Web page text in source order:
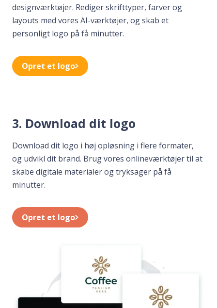
designværktøjer. Rediger skrifttyper, farver og
layouts med vores AI-værktøjer, og skab et
personligt logo på få minutter.
Opret et logo
3. Download dit logo
Download dit logo i høj opløsning i flere formater,
og udvikl dit brand. Brug vores onlineværktøjer til at
skabe digitale materialer og tryksager på få
minutter.
Opret et logo